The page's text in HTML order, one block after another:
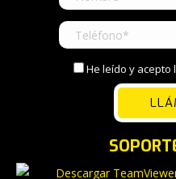
He leído y acepto